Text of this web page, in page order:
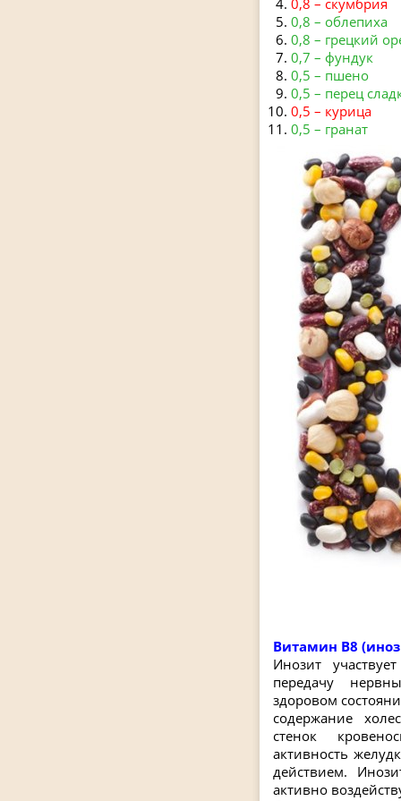
0,8 – скумбрия
0,8 – облепиха
0,8 – грецкий
0,7 – фундук
0,5 – пшено
0,5 – перец
0,5 – курица
0,5 – гранат
Витамин В8
Инозит
передачу
здоровом
содержание
стенок
активность
действием.
активно